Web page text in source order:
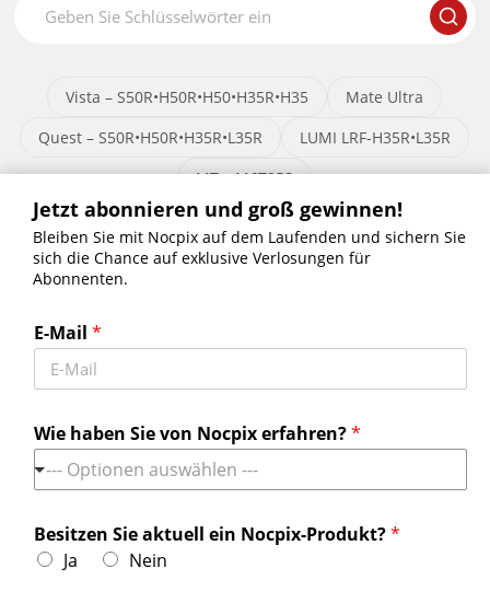
Vista – S50R•H50R•H50•H35R•H35
Mate Ultra
Quest – S50R•H50R•H35R•L35R
LUMI LRF-H35R•L35R
MT – M6T25S
Bleiben Sie mit Nocpix auf dem Laufenden und sichern Sie sich die
Chance auf exklusive Verlosungen für Abonnenten.
Erhalten Sie die neuesten Nachrichten
Kontaktieren Sie uns
Tel: +49 800 1806627
Email:
info.de@nocpix.com
Jetzt abonnieren und groß gewinnen!
Bleiben Sie mit Nocpix auf dem Laufenden und sichern Sie
sich die Chance auf exklusive Verlosungen für
Abonnenten.
E-Mail *
Wie haben Sie von Nocpix erfahren?*
--- Optionen auswählen ---
Besitzen Sie aktuell ein Nocpix-Produkt?*
Ja
Nein